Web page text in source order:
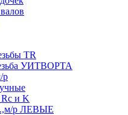
TR
УИТВОРТА
р
и K
р ЛЕВЫЕ